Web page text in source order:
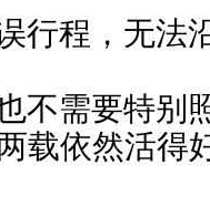
行程，无法
不需要特别
载依然活得